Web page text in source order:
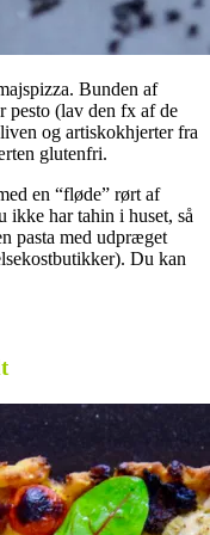
Bunden af
pesto (lav den fx af de
og artiskokhjerter fra
glutenfri.
en “fløde” rørt af
ikke har tahin i huset, så
pasta med udpræget
Du kan